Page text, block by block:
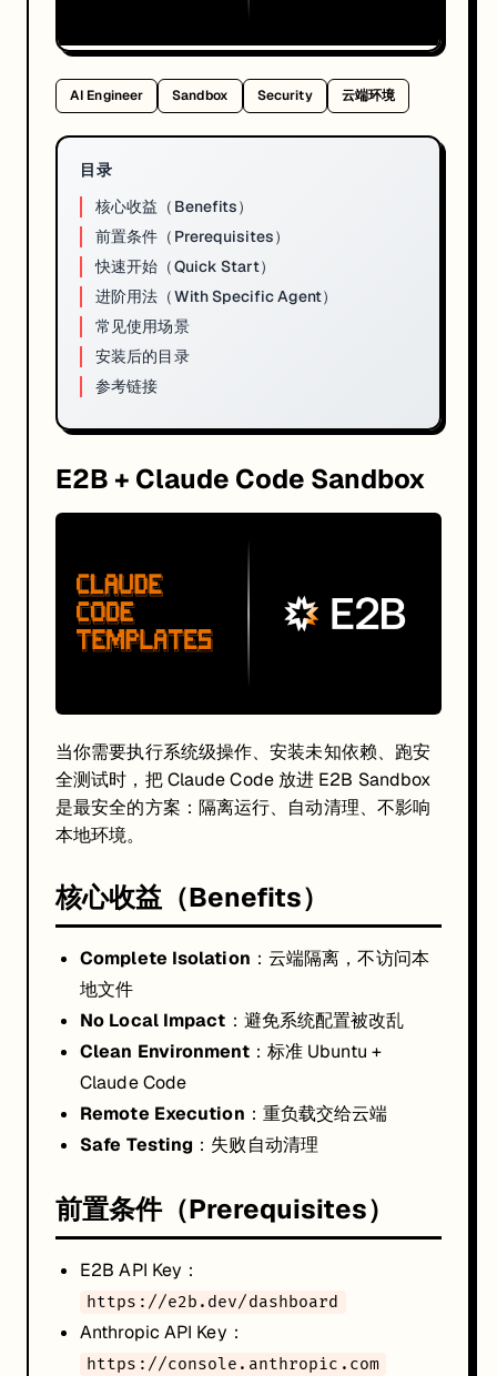
当你需要执行系统级操作、安装未知依赖、跑安全测试时，把 Claude
核心收益（Benefits）
Complete Isolation：云端隔离，不访问本地文件
No Local Impact：避免系统配置被改乱
Clean Environment
Remote Execution
Anthropic API Key： https://console.anthropic.com
快速开始（Quick Start）
npx claude-code-templates@latest --sandbox e2b \
  --e2b-api-key your_e2b_key \
  --anthropic-api-key your_anthropic_key \
"Create a React todo app with TypeScript"
npx claude-code-templates@latest --sandbox e2b \
  --e2b-api-key your_e2b_key \
  --anthropic-api-key your_anthropic_key \
  --agent development-team/frontend-developer \
  --prompt
"Create a modern todo app with TypeScript
常见使用场景
System-Level Operations（nginx / firewall / system config）
Security Vulnerability Testing（OWASP / 扫描工具）
Database Operations（大规模迁移 / 回滚）
Experimental Package Installation（未知依赖）
安装后的目录
your-project/
├── .claude/
│   └── sandbox/
│       ├── e2b-launcher.py
│       ├── requirements.txt
└── sandbox-xxxxxxxx/
    ├── index.html
参考链接
AI Engineer 学习中心
AI Engineer Sandbox Security 云端环境
目录
核心收益（Benefits）
前置条件（Prerequisites）
快速开始（Quick Start）
进阶用法（With Specific Agent）
常见使用场景
安装后的目录
参考链接
E2B + Claude Code Sandbox
当你需要执行系统级操作、安装未知依赖、跑安
全测试时，把 Claude Code 放进 E2B Sandbox
是最安全的方案：隔离运行、自动清理、不影响
本地环境。
核心收益（Benefits）
Complete Isolation ：云端隔离，不访问本
地文件
No Local Impact ：避免系统配置被改乱
Clean Environment：标准 Ubuntu +
Claude Code
Remote Execution ：重负载交给云端
Safe Testing ：失败自动清理
前置条件（Prerequisites）
E2B API Key：
https://e2b.dev/dashboard
Anthropic API Key：
https://console.anthropic.com